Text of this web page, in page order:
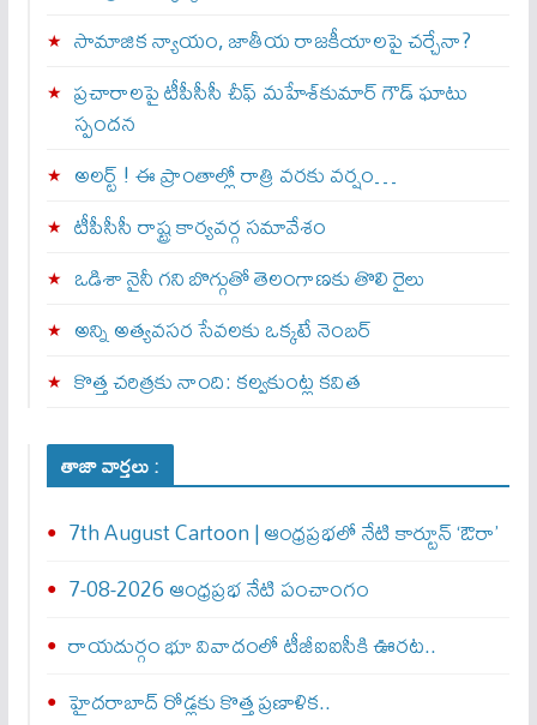
సామాజిక న్యాయం, జాతీయ రాజకీయాలపై చర్చేనా?
ప్రచారాలపై టీపీసీసీ చీఫ్ మహేశ్‌కుమార్ గౌడ్ ఘాటు
స్పందన
అల‌ర్ట్ ! ఈ ప్రాంతాల్లో రాత్రి వరకు వర్షం…
టీపీసీసీ రాష్ట్ర కార్యవర్గ సమావేశం
ఒడిశా నైనీ గని బొగ్గుతో తెలంగాణకు తొలి రైలు
అన్ని అత్యవసర సేవలకు ఒక్క‌టే నెంబ‌ర్‌
కొత్త చరిత్రకు నాంది: క‌ల్వ‌కుంట్ల కవిత
తాజా వార్తలు :
7th August Cartoon | ఆంధ్రప్రభలో నేటి కార్టూన్ ‘ఔరా’
7-08-2026 ఆంధ్రప్రభ నేటి పంచాంగం
రాయదుర్గం భూ వివాదంలో టీజీఐఐసీకి ఊరట..
హైదరాబాద్ రోడ్లకు కొత్త ప్రణాళిక..